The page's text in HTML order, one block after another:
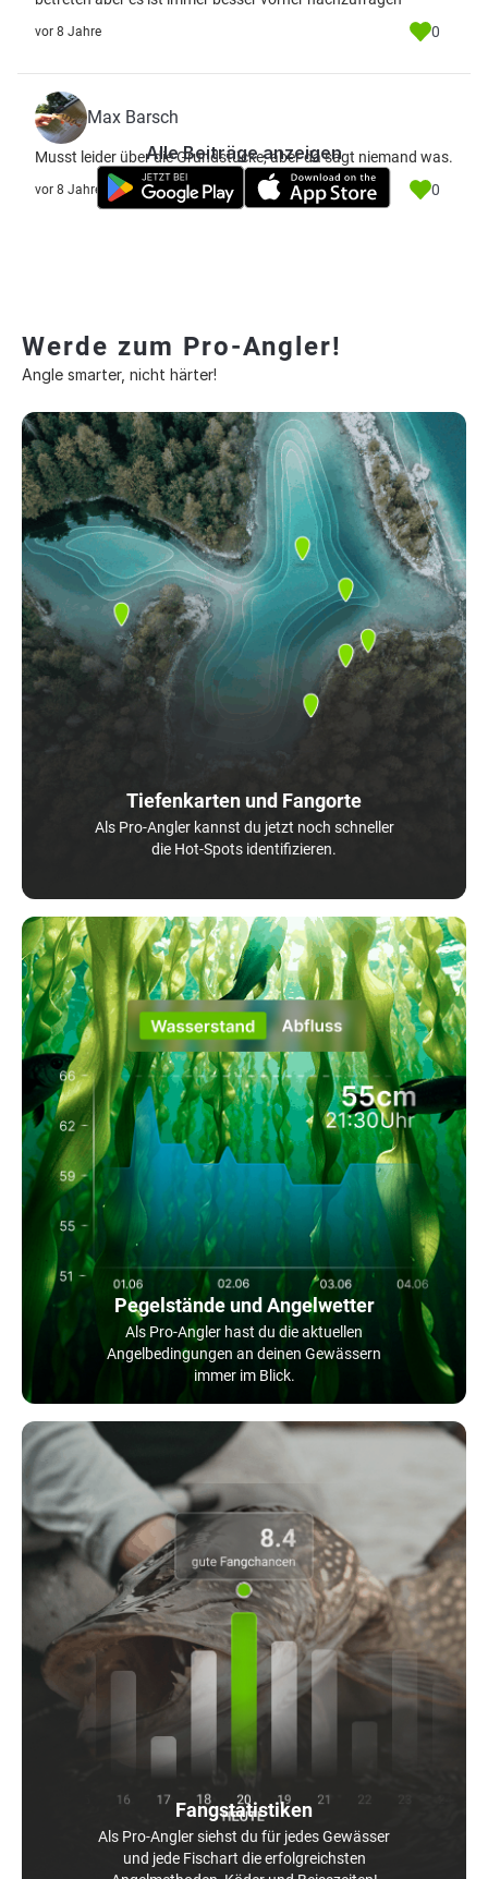
vor 8 Jahre 0
Max Barsch
Musst leider über die Grundstücke, aber da sagt niemand was.
vor 8 Jahre 0
Alle Beiträge anzeigen
Werde zum Pro-Angler!
Angle smarter, nicht härter!
Tiefenkarten und Fangorte
Als Pro-Angler kannst du jetzt noch schneller
die Hot-Spots identifizieren.
Pegelstände und Angelwetter
Als Pro-Angler hast du die aktuellen
Angelbedingungen an deinen Gewässern
immer im Blick.
Fangstatistiken
Als Pro-Angler siehst du für jedes Gewässer
und jede Fischart die erfolgreichsten